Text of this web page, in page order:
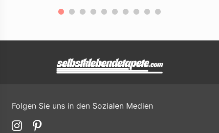
Folgen Sie uns in den Sozialen Medien